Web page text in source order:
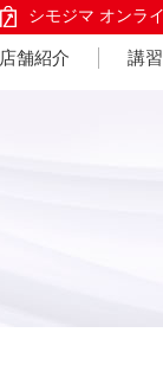
シモジマ オンラ
店舗紹介 講